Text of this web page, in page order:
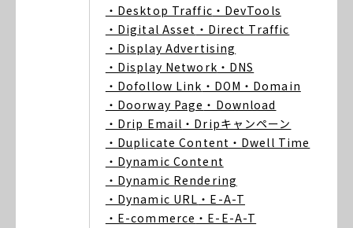
・Desktop Traffic ・DevTools
・Digital Asset ・Direct Traffic
・Display Advertising
・Display Network ・DNS
・Dofollow Link ・DOM ・Domain
・Doorway Page ・Download
・Drip Email ・Dripキャンペーン
・Duplicate Content ・Dwell Time
・Dynamic Content
・Dynamic Rendering
・Dynamic URL ・E-A-T
・E-commerce ・E-E-A-T